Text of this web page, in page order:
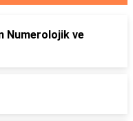
Numerolojik ve